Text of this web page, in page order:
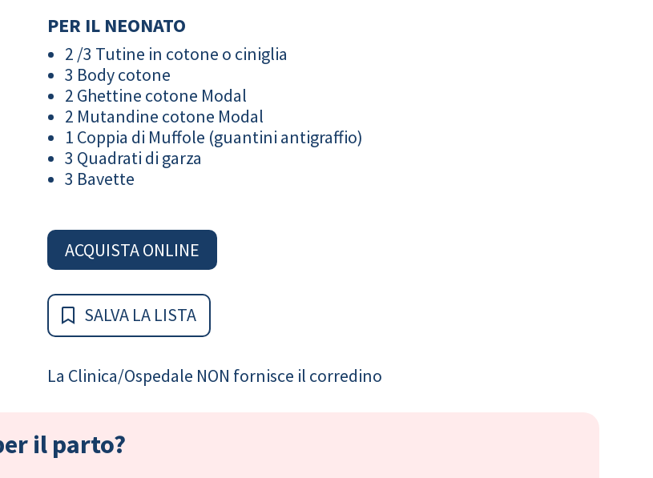
PER IL NEONATO
2 /3 Tutine in cotone o ciniglia
3 Body cotone
2 Ghettine cotone Modal
2 Mutandine cotone Modal
1 Coppia di Muffole (guantini antigraffio)
3 Quadrati di garza
3 Bavette
ACQUISTA ONLINE
SALVA LA LISTA
La Clinica/Ospedale NON fornisce il corredino
il parto?